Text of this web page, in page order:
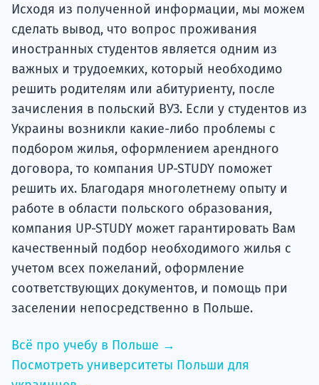
Исходя из полученной информации, мы можем
сделать вывод, что вопрос проживания
иностранных студентов является одним из
важных и трудоемких, который необходимо
решить родителям или абитуриенту, после
зачисления в польский ВУЗ. Если у студентов из
Украины возникли какие-либо проблемы с
подбором жилья, оформлением арендного
договора, то компания UP-STUDY поможет
решить их. Благодаря многолетнему опыту и
работе в области польского образования,
компания UP-STUDY может гарантировать Вам
качественный подбор необходимого жилья с
учетом всех пожеланий, оформление
соответствующих документов, и помощь при
заселении непосредственно в Польше.
Всё про учебу в Польше →
Посмотреть университеты Польши для